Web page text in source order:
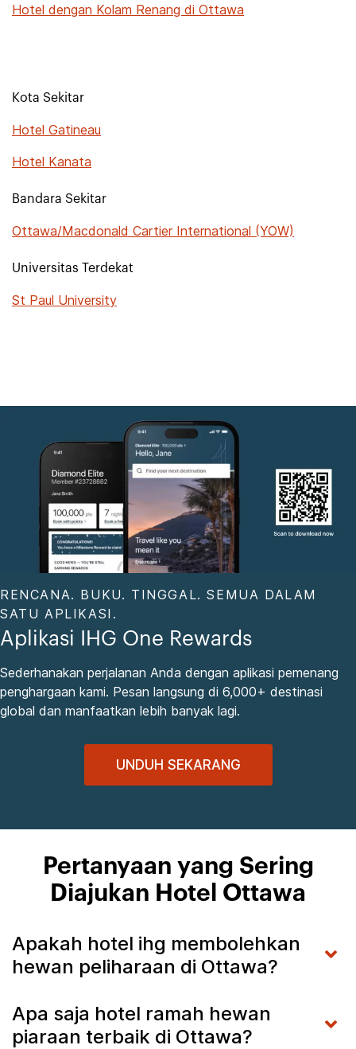
Hotel dengan Kolam Renang di Ottawa
Kota Sekitar
Hotel Gatineau
Hotel Kanata
Bandara Sekitar
Ottawa/Macdonald Cartier International (YOW)
Universitas Terdekat
St Paul University
RENCANA. BUKU. TINGGAL. SEMUA DALAM
SATU APLIKASI.
Aplikasi IHG One Rewards
Sederhanakan perjalanan Anda dengan aplikasi pemenang
penghargaan kami. Pesan langsung di 6,000+ destinasi
global dan manfaatkan lebih banyak lagi.
UNDUH SEKARANG
Pertanyaan yang Sering
Diajukan Hotel Ottawa
Apakah hotel ihg membolehkan
hewan peliharaan di Ottawa?
Apa saja hotel ramah hewan
piaraan terbaik di Ottawa?